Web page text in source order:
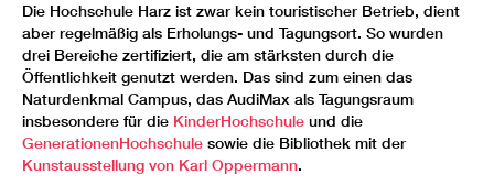
Die Hochschule Harz ist zwar kein touristischer Betrieb, dient
aber regelmäßig als Erholungs- und Tagungsort. So wurden
drei Bereiche zertifiziert, die am stärksten durch die
Öffentlichkeit genutzt werden. Das sind zum einen das
Naturdenkmal Campus, das AudiMax als Tagungsraum
insbesondere für die KinderHochschule und die
GenerationenHochschule sowie die Bibliothek mit der
Kunstausstellung von Karl Oppermann.